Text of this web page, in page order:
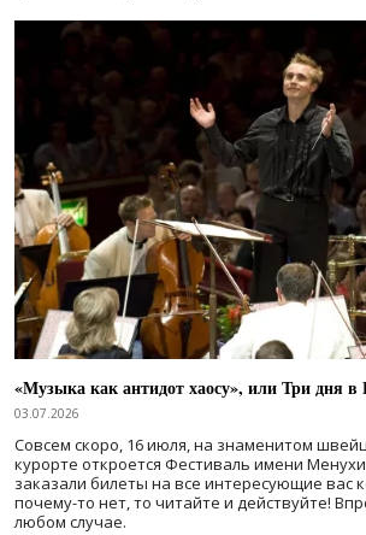
«Музыка как антидот хаосу», или Три дня в
03.07.2026
Совсем скоро, 16 июля, на знаменитом
курорте откроется Фестиваль имени
заказали билеты на все интересующие вас
почему-то нет, то читайте и действуйте!
любом случае.